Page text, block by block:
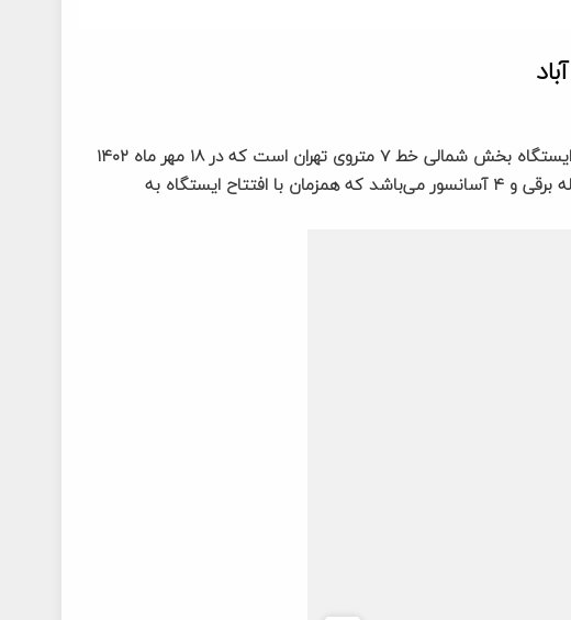
ایستگاه متروی میدان کتاب (یادبود سعید قهاری) آخرین ایستگاه بخش شمالی خط ۷ متروی تهران است که در ۱۸ مهر ماه ۱۴۰۲
به بهره‌برداری رسید. این ایستگاه دارای تجهیزاتی مانند ۱۰ پله برقی و ۴ آسانسور می‌باشد که همزمان با افتتاح ایستگاه به